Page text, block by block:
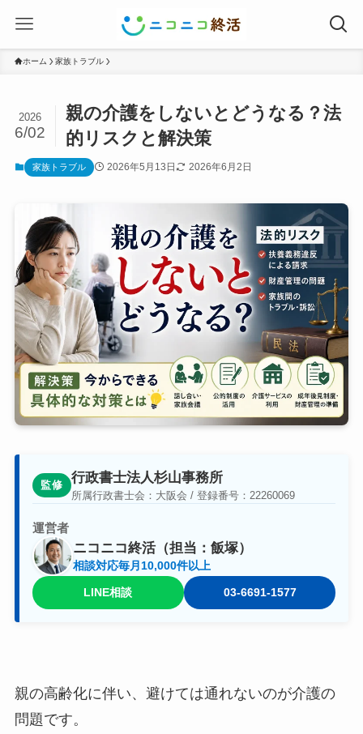
ホーム 家族トラブル
親の介護をしないとどうなる？法
的リスクと解決策
2026
6/02
家族トラブル 2026年5月13日 2026年6月2日
監修 行政書士法人杉山事務所
所属行政書士会：大阪会 / 登録番号：22260069
運営者
ニコニコ終活（担当：飯塚）
相談対応毎月10,000件以上
LINE相談 03-6691-1577
親の高齢化に伴い、避けては通れないのが介護の
問題です。